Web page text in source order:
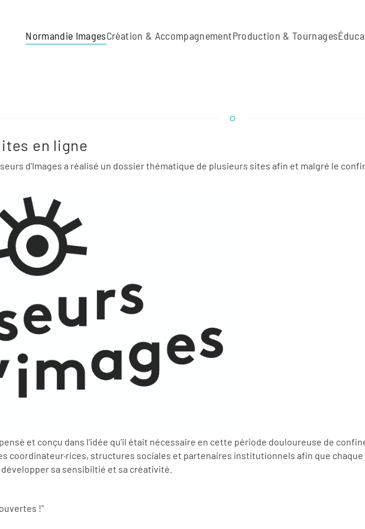
Normandie ImagesCréation & AccompagnementProduction & Tournages
en ligne
d'Images a réalisé un dossier thématique de plusieurs sites afin et malgré le
et conçu dans l’idée qu’il était nécessaire en cette période douloureuse de
coordinateur·rices, structures sociales et partenaires institutionnels afin que chaque
sa sensibiltié et sa créativité.
!"